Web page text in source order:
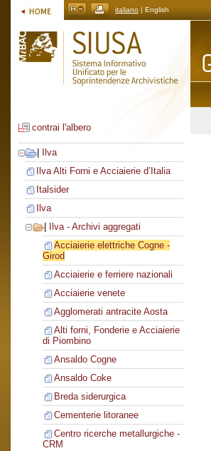
italiano | English
contrai l'albero
Ilva
Ilva Alti Forni e Acciaierie d’Italia
Italsider
Ilva
Ilva - Archivi aggregati
Acciaierie elettriche Cogne -
Girod
Acciaierie e ferriere nazionali
Acciaierie venete
Agglomerati antracite Aosta
Alti forni, Fonderie e Acciaierie
di Piombino
Ansaldo Cogne
Ansaldo Coke
Breda siderurgica
Cementerie litoranee
Centro ricerche metallurgiche -
CRM